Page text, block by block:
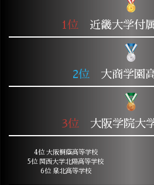
1位 近畿大学付
2位 大商学園
3位 大阪学院大
4位 大阪桐蔭高等学校
5位 関西大学北陽高等学校
6位 泉北高等学校